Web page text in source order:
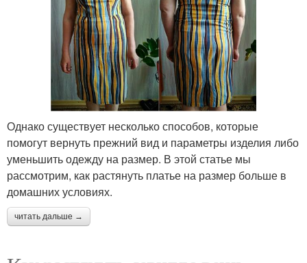
Однако существует несколько способов, которые
помогут вернуть прежний вид и параметры изделия либо
уменьшить одежду на размер. В этой статье мы
рассмотрим, как растянуть платье на размер больше в
домашних условиях.
читать дальше →